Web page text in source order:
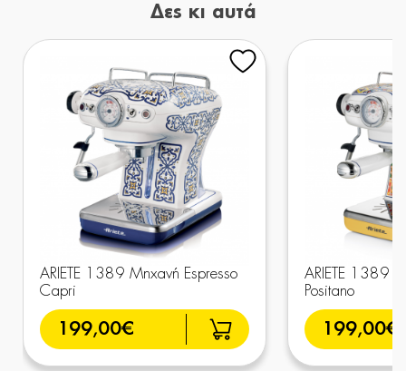
Δες κι αυτά
ARIETE 1389 Μηχανή Espresso
Capri
199,00€
ARIETE 1389
Positano
199,00€